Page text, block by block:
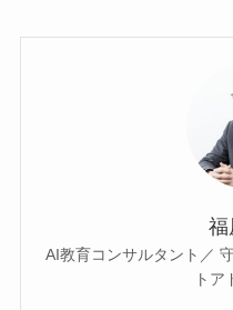
e
er
福
AI教育コンサルタント／
トア